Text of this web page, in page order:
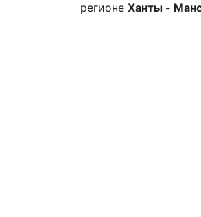
регионе Ханты -